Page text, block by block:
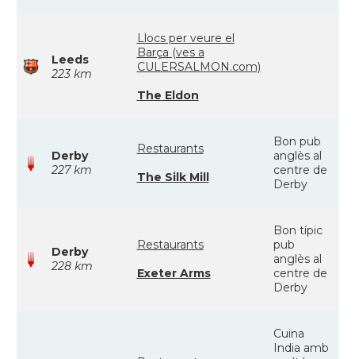
Leeds
223 km
Llocs per veure el
Barça (ves a
CULERSALMON.com)
The Eldon
Derby
227 km
Restaurants
The Silk Mill
Bon pub
anglès al
centre de
Derby
Derby
228 km
Restaurants
Exeter Arms
Bon típic
pub
anglès al
centre de
Derby
Cuina
India amb